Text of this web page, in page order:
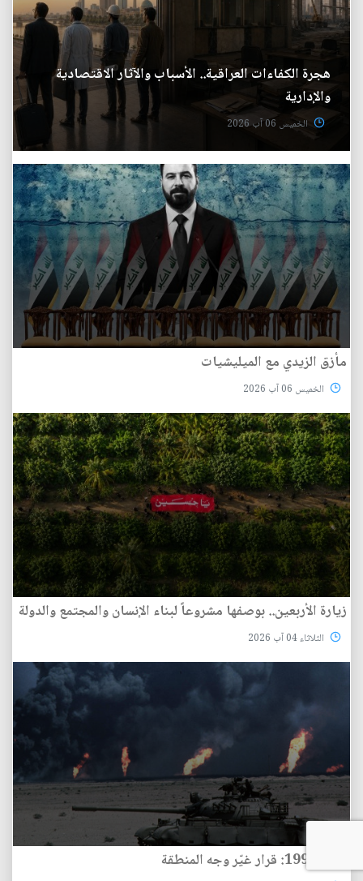
هجرة الكفاءات العراقية.. الأسباب والآثار الاقتصادية
والإدارية
الخميس 06 آب 2026
مأزق الزيدي مع الميليشيات
الخميس 06 آب 2026
زيارة الأربعين.. بوصفها مشروعاً لبناء الإنسان والمجتمع والدولة
الثلاثاء 04 آب 2026